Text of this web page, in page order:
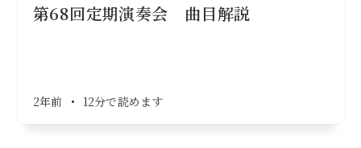
第68回定期演奏会 曲目解説
2年前 • 12分で読めます